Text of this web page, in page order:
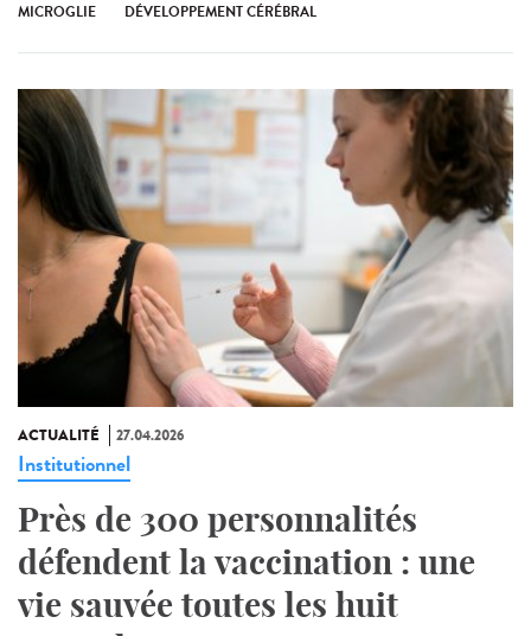
MICROGLIE DÉVELOPPEMENT CÉRÉBRAL
ACTUALITÉ 27.04.2026
Institutionnel
Près de 300 personnalités
défendent la vaccination : une
vie sauvée toutes les huit